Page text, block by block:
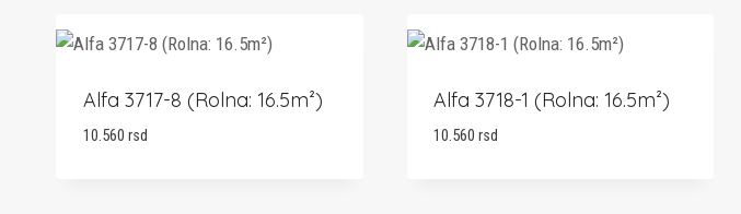
Alfa 3717-8 (Rolna: 16.5m²)
10.560 rsd
Alfa 3718-1 (Rolna: 16.5m²)
10.560 rsd